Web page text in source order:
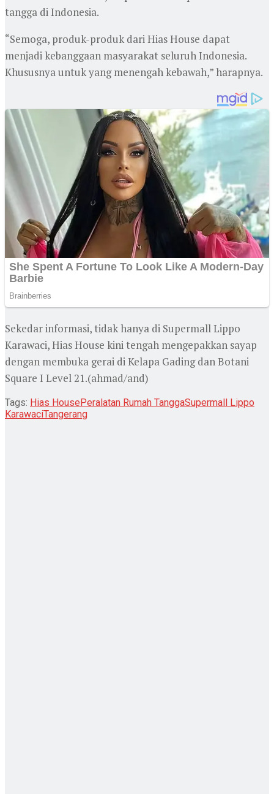
tangga di Indonesia.
“Semoga, produk-produk dari Hias House dapat
menjadi kebanggaan masyarakat seluruh Indonesia.
Khususnya untuk yang menengah kebawah,” harapnya.
Sekedar informasi, tidak hanya di Supermall Lippo
Karawaci, Hias House kini tengah mengepakkan sayap
dengan membuka gerai di Kelapa Gading dan Botani
Square I Level 21.(ahmad/and)
Tags: Hias House Peralatan Rumah TanggaSupermall Lippo
KarawaciTangerang